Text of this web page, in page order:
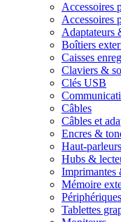
Accessoires
Accessoires
Adaptateurs
Boîtiers
Caisses
Claviers &
Clés USB
Câbles
Câbles et
Encres &
Haut-
Hubs &
Imprimantes
Mémoire
Tablettes